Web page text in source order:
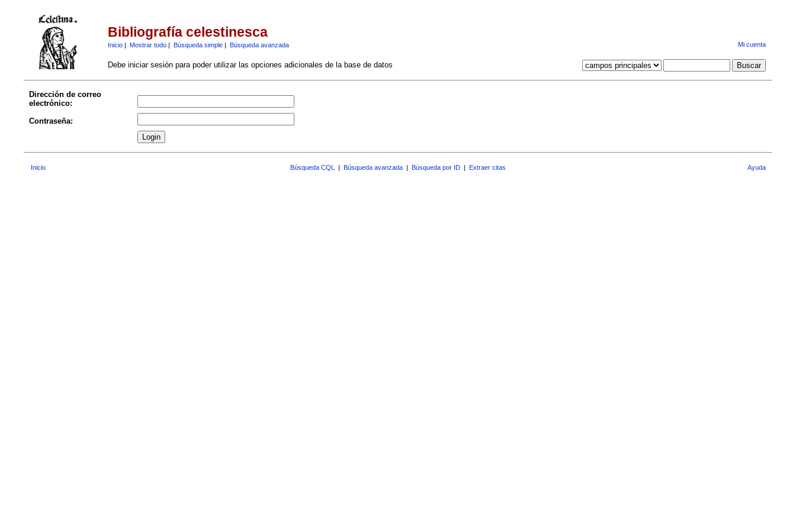
Bibliografía celestinesca
Inicio| Mostrar todo| Búsqueda simple| Búsqueda avanzada Mi cuenta
Debe iniciar sesión para poder utilizar las opciones adicionales de la base de datos
Dirección de correo
electrónico:
Contraseña:
Inicio Búsqueda CQL | Búsqueda avanzada | Búsqueda por ID | Extraer citas Ayuda